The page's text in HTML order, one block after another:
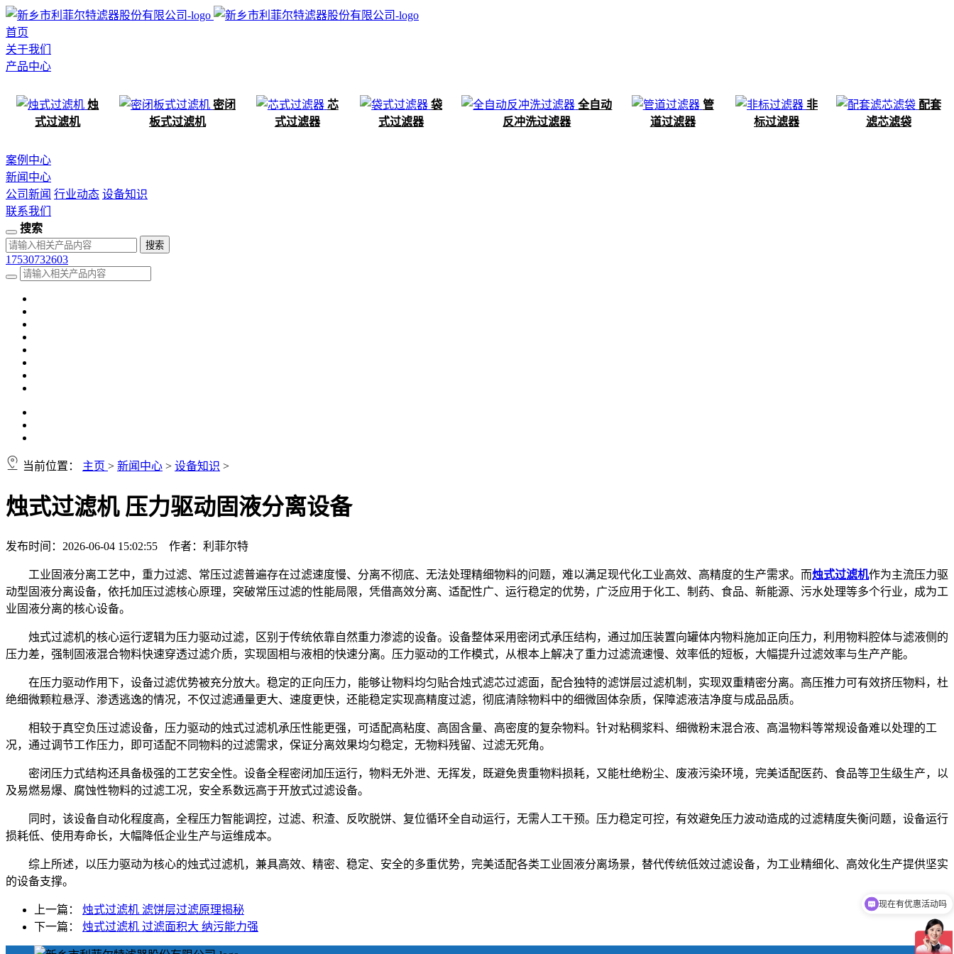
首页
关于我们
产品中心
烛
式过滤机
密闭
板式过滤机
芯
式过滤器
袋
式过滤器
全自动
反冲洗过滤器
管
道过滤器
非
标过滤器
配套
滤芯滤袋
案例中心
新闻中心
公司新闻 行业动态 设备知识
联系我们
搜索
17530732603
当前位置： 主页 > 新闻中心 > 设备知识 >
烛式过滤机 压力驱动固液分离设备
发布时间：2026-06-04 15:02:55 作者：利菲尔特
工业固液分离工艺中，重力过滤、常压过滤普遍存在过滤速度慢、分离不彻底、无法处理精细物料的问题，难以满足现代化工业高效、高精度的生产需求。而烛式过滤机作为主流压力驱
动型固液分离设备，依托加压过滤核心原理，突破常压过滤的性能局限，凭借高效分离、适配性广、运行稳定的优势，广泛应用于化工、制药、食品、新能源、污水处理等多个行业，成为工
业固液分离的核心设备。
烛式过滤机的核心运行逻辑为压力驱动过滤，区别于传统依靠自然重力渗滤的设备。设备整体采用密闭式承压结构，通过加压装置向罐体内物料施加正向压力，利用物料腔体与滤液侧的
压力差，强制固液混合物料快速穿透过滤介质，实现固相与液相的快速分离。压力驱动的工作模式，从根本上解决了重力过滤流速慢、效率低的短板，大幅提升过滤效率与生产产能。
在压力驱动作用下，设备过滤优势被充分放大。稳定的正向压力，能够让物料均匀贴合烛式滤芯过滤面，配合独特的滤饼层过滤机制，实现双重精密分离。高压推力可有效挤压物料，杜
绝细微颗粒悬浮、渗透逃逸的情况，不仅过滤通量更大、速度更快，还能稳定实现高精度过滤，彻底清除物料中的细微固体杂质，保障滤液洁净度与成品品质。
相较于真空负压过滤设备，压力驱动的烛式过滤机承压性能更强，可适配高粘度、高固含量、高密度的复杂物料。针对粘稠浆料、细微粉末混合液、高温物料等常规设备难以处理的工
况，通过调节工作压力，即可适配不同物料的过滤需求，保证分离效果均匀稳定，无物料残留、过滤无死角。
密闭压力式结构还具备极强的工艺安全性。设备全程密闭加压运行，物料无外泄、无挥发，既避免贵重物料损耗，又能杜绝粉尘、废液污染环境，完美适配医药、食品等卫生级生产，以
及易燃易爆、腐蚀性物料的过滤工况，安全系数远高于开放式过滤设备。
同时，该设备自动化程度高，全程压力智能调控，过滤、积渣、反吹脱饼、复位循环全自动运行，无需人工干预。压力稳定可控，有效避免压力波动造成的过滤精度失衡问题，设备运行
损耗低、使用寿命长，大幅降低企业生产与运维成本。
综上所述，以压力驱动为核心的烛式过滤机，兼具高效、精密、稳定、安全的多重优势，完美适配各类工业固液分离场景，替代传统低效过滤设备，为工业精细化、高效化生产提供坚实
的设备支撑。
上一篇： 烛式过滤机 滤饼层过滤原理揭秘
下一篇： 烛式过滤机 过滤面积大 纳污能力强
现在有优惠活动吗